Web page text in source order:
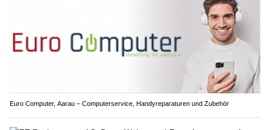
Euro Computer, Aarau – Computerservice, Handyreparaturen und Zubehör